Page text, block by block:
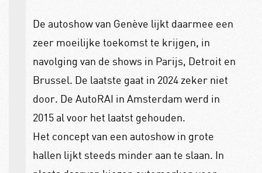
De autoshow van Genève lijkt daarmee een
zeer moeilijke toekomst te krijgen, in
navolging van de shows in Parijs, Detroit en
Brussel. De laatste gaat in 2024 zeker niet
door. De AutoRAI in Amsterdam werd in
2015 al voor het laatst gehouden.
Het concept van een autoshow in grote
hallen lijkt steeds minder aan te slaan. In